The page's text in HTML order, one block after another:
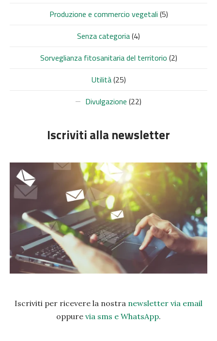
Produzione e commercio vegetali (5)
Senza categoria(4)
Sorveglianza fitosanitaria del territorio (2)
Utilità(25)
Divulgazione (22)
Iscriviti alla newsletter
Iscriviti per ricevere la nostra newsletter via email
oppure via sms e WhatsApp.